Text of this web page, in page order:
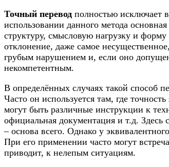
Точный перевод полностью исключает
использовании данного метода
структуру, смысловую нагрузку и
отклонение, даже самое
грубым нарушением и, если оно
некомпетентным.
В определённых случаях такой способ
Часто он используется там, где
могут быть различные инструкции к
официальная документация и т.д.
– основа всего. Однако у
При его применении часто могут
приводит, к нелепым ситуациям.